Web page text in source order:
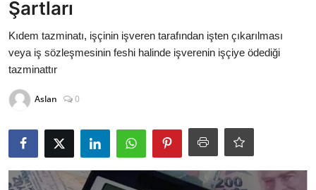
HAKKIMIZDA
KÜNYE
MODA
İŞ BİRLİĞİ
MÜZİK
Şartları
Kıdem tazminatı, işçinin işveren tarafından işten çıkarılması
veya iş sözleşmesinin feshi halinde işverenin işçiye ödediği
tazminattır
Aslan 0